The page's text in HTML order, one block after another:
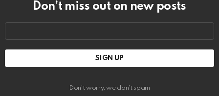
Don’t miss out on new posts
Don't worry, we don't spam